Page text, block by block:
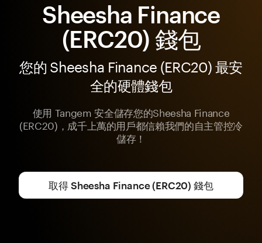
Sheesha Finance
(ERC20) 錢包
您的 Sheesha Finance (ERC20) 最安
全的硬體錢包
使用 Tangem 安全儲存您的Sheesha Finance
(ERC20)，成千上萬的用戶都信賴我們的自主管控冷
儲存！
取得 Sheesha Finance (ERC20) 錢包